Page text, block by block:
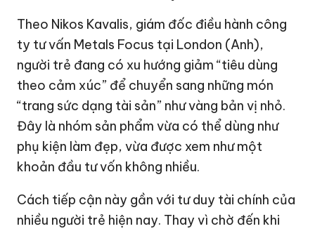
Theo Nikos Kavalis, giám đốc điều hành công
ty tư vấn Metals Focus tại London (Anh),
người trẻ đang có xu hướng giảm “tiêu dùng
theo cảm xúc” để chuyển sang những món
“trang sức dạng tài sản” như vàng bản vị nhỏ.
Đây là nhóm sản phẩm vừa có thể dùng như
phụ kiện làm đẹp, vừa được xem như một
khoản đầu tư vốn không nhiều.
Cách tiếp cận này gần với tư duy tài chính của
nhiều người trẻ hiện nay. Thay vì chờ đến khi